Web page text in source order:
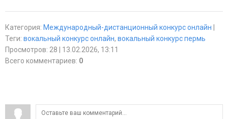
Категория: Международный-дистанционный конкурс онлайн
Теги: вокальный конкурс онлайн, вокальный конкурс пермь
Просмотров: 28 | 13.02.2026, 13:11
Всего комментариев: 0